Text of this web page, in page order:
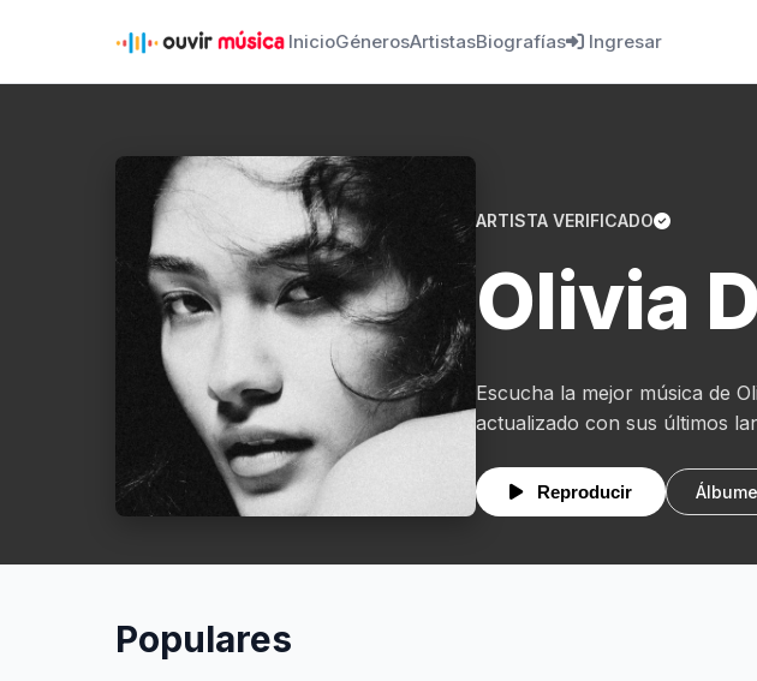
InicioGénerosArtistasBiografías Ingresar
ARTISTA VERIFICADO
Olivia
Escucha la mejor música de
actualizado con sus últimos
Reproducir
Populares